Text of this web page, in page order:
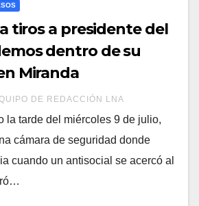
tiros a presidente del
dentro de su
Miranda
DE REDACCIÓN LNA
la tarde del miércoles 9 de julio,
cámara de seguridad donde
cuando un antisocial se acercó al